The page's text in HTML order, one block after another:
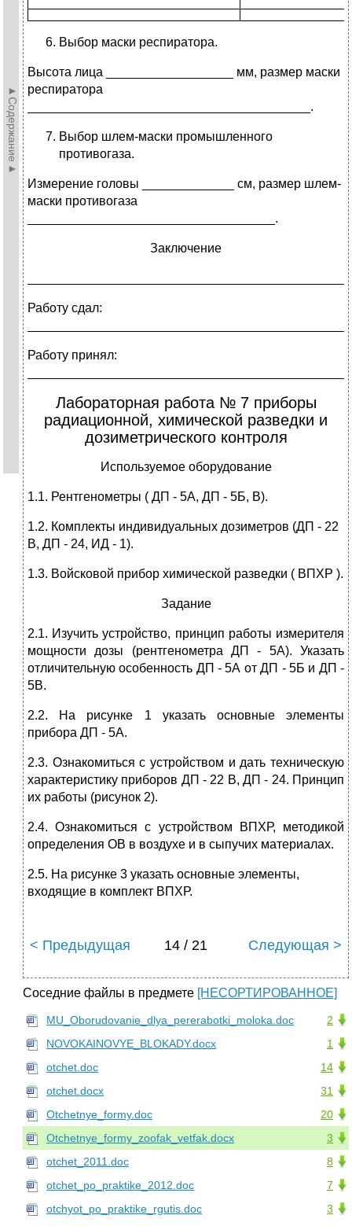
►Содержание►
Выбор маски респиратора.
Высота лица __________________ мм, размер маски
респиратора
________________________________________.
Выбор шлем-маски промышленного
противогаза.
Измерение головы _____________ см, размер шлем-
маски противогаза
___________________________________.
Заключение
Работу сдал:
Работу принял:
Лабораторная работа № 7 приборы
радиационной, химической разведки и
дозиметрического контроля
Используемое оборудование
1.1. Рентгенометры ( ДП - 5А, ДП - 5Б, В).
1.2. Комплекты индивидуальных дозиметров (ДП - 22
В, ДП - 24, ИД - 1).
1.3. Войсковой прибор химической разведки ( ВПХР ).
Задание
2.1. Изучить устройство, принцип работы измерителя
мощности дозы (рентгенометра ДП - 5А). Указать
отличительную особенность ДП - 5А от ДП - 5Б и ДП -
5В.
2.2. На рисунке 1 указать основные элементы
прибора ДП - 5А.
2.3. Ознакомиться с устройством и дать техническую
характеристику приборов ДП - 22 В, ДП - 24. Принцип
их работы (рисунок 2).
2.4. Ознакомиться с устройством ВПХР, методикой
определения ОВ в воздухе и в сыпучих материалах.
2.5. На рисунке 3 указать основные элементы,
входящие в комплект ВПХР.
< Предыдущая 14 / 21 Следующая >
Соседние файлы в предмете [НЕСОРТИРОВАННОЕ]
2
MU_Oborudovanie_dlya_pererabotki_moloka.doc
1
NOVOKAINOVYE_BLOKADY.docx
14
otchet.doc
31
otchet.docx
20
Otchetnye_formy.doc
3
Otchetnye_formy_zoofak_vetfak.docx
8
otchet_2011.doc
7
otchet_po_praktike_2012.doc
3
otchyot_po_praktike_rgutis.doc